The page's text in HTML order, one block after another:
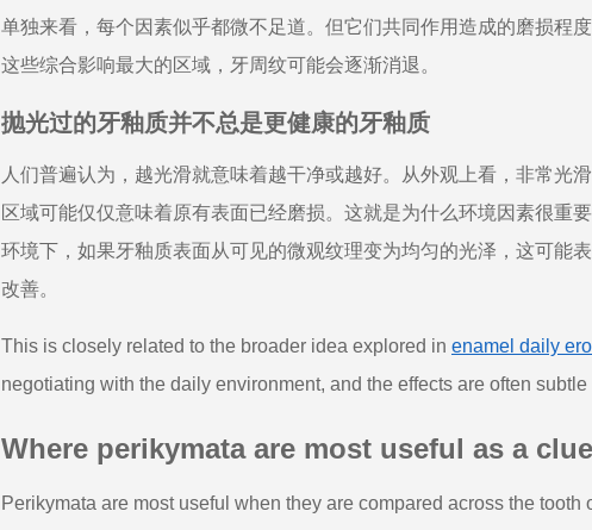
单独来看，每个因素似乎都微不足道。但它们共同作用造成的磨损程
这些综合影响最大的区域，牙周纹可能会逐渐消退。
抛光过的牙釉质并不总是更健康的牙釉质
人们普遍认为，越光滑就意味着越干净或越好。从外观上看，非常光
区域可能仅仅意味着原有表面已经磨损。这就是为什么环境因素很重
环境下，如果牙釉质表面从可见的微观纹理变为均匀的光泽，这可能
改善。
This is closely related to the broader idea explored in enamel daily
negotiating with the daily environment, and the effects are often
Where perikymata are most useful as a clue
Perikymata are most useful when they are compared across the